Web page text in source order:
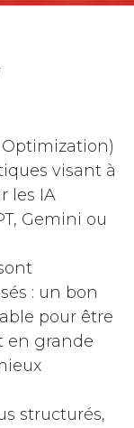
Optimization)
visant à
les IA
Gemini ou
: un bon
pour être
en grande
structurés,